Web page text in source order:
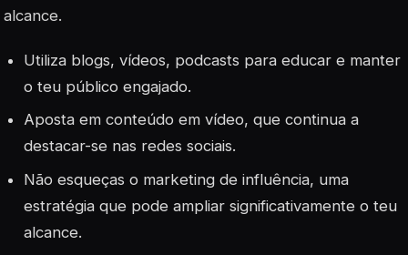
alcance.
Utiliza blogs, vídeos, podcasts para educar e manter
o teu público engajado.
Aposta em conteúdo em vídeo, que continua a
destacar-se nas redes sociais.
Não esqueças o marketing de influência, uma
estratégia que pode ampliar significativamente o teu
alcance.